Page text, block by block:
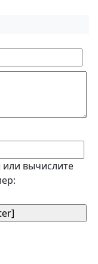
вычислите